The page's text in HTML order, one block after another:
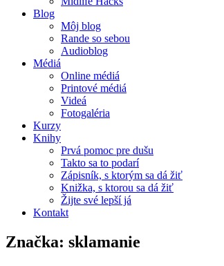
Blog
Môj blog
Rande so sebou
Audioblog
Médiá
Online médiá
Printové médiá
Videá
Fotogaléria
Kurzy
Knihy
Prvá pomoc pre dušu
Takto sa to podarí
Zápisník, s ktorým sa dá žiť
Knižka, s ktorou sa dá žiť
Žijte své lepší já
Kontakt
Značka: sklamanie